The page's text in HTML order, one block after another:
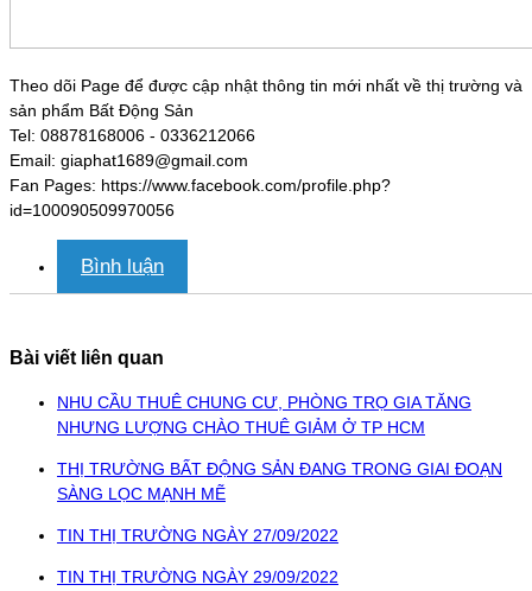
Theo dõi Page để được cập nhật thông tin mới nhất về thị trường và
sản phẩm Bất Động Sản
Tel: 08878168006 - 0336212066
Email: giaphat1689@gmail.com
Fan Pages: https://www.facebook.com/profile.php?
id=100090509970056
Bình luận
Bài viết liên quan
NHU CẦU THUÊ CHUNG CƯ, PHÒNG TRỌ GIA TĂNG
NHƯNG LƯỢNG CHÀO THUÊ GIẢM Ở TP HCM
THỊ TRƯỜNG BẤT ĐỘNG SẢN ĐANG TRONG GIAI ĐOẠN
SÀNG LỌC MẠNH MẼ
TIN THỊ TRƯỜNG NGÀY 27/09/2022
TIN THỊ TRƯỜNG NGÀY 29/09/2022